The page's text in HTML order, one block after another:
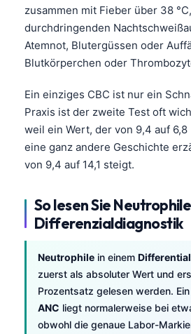
zusammen mit Fieber über 38
durchdringenden
Atemnot, Blutergüssen oder
Blutkörperchen oder
Ein einziges CBC ist nur ein
Praxis ist der zweite Test oft
weil ein Wert, der von 9,4 auf 6,8
eine ganz andere Geschichte
von 9,4 auf 14,1 steigt.
So lesen Sie
Differenzialdiagnostik
Neutrophile in einem
zuerst als absoluter Wert und
Prozentsatz gelesen werden.
ANC liegt normalerweise bei
obwohl die genaue Labor-